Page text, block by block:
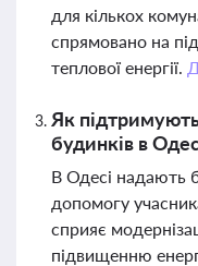
для кількох
спрямовано на
теплової енергії.
Як
будинків в
В Одесі надають
допомогу
сприяє
підвищенню